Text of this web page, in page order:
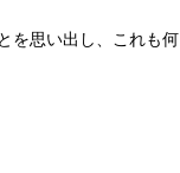
を思い出し、これも何